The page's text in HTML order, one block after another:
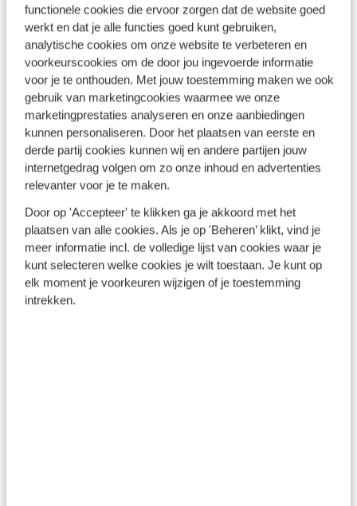
functionele cookies die ervoor zorgen dat de website goed
werkt en dat je alle functies goed kunt gebruiken,
analytische cookies om onze website te verbeteren en
voorkeurscookies om de door jou ingevoerde informatie
voor je te onthouden. Met jouw toestemming maken we ook
gebruik van marketingcookies waarmee we onze
marketingprestaties analyseren en onze aanbiedingen
kunnen personaliseren. Door het plaatsen van eerste en
derde partij cookies kunnen wij en andere partijen jouw
internetgedrag volgen om zo onze inhoud en advertenties
relevanter voor je te maken.
Door op 'Accepteer' te klikken ga je akkoord met het
plaatsen van alle cookies. Als je op 'Beheren’ klikt, vind je
meer informatie incl. de volledige lijst van cookies waar je
kunt selecteren welke cookies je wilt toestaan. Je kunt op
elk moment je voorkeuren wijzigen of je toestemming
intrekken.
Totally Snow
Totally Snow voor
studenten
Gegarandeerd goede
feesten
Kerst in de sneeuw
Bekijk aanbod